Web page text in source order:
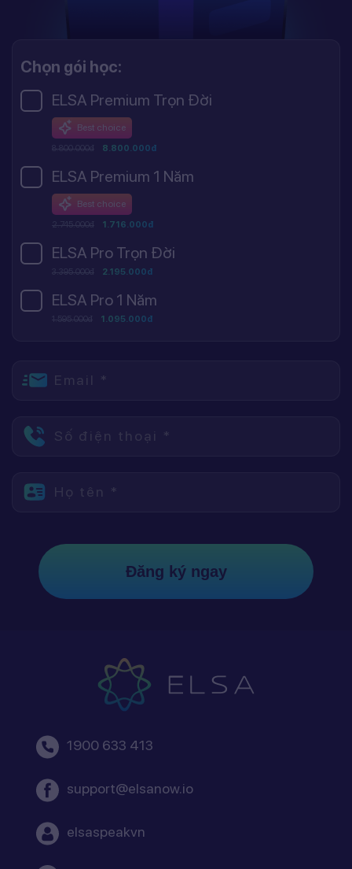
Chọn gói học:
ELSA Premium Trọn Đời
Best choice
8.800.000đ 8.800.000đ
ELSA Premium 1 Năm
Best choice
2.745.000đ 1.716.000đ
ELSA Pro Trọn Đời
3.395.000đ 2.195.000đ
ELSA Pro 1 Năm
1.595.000đ 1.095.000đ
Email *
Số điện thoại *
Họ tên *
Đăng ký ngay
1900 633 413
support@elsanow.io
elsaspeakvn